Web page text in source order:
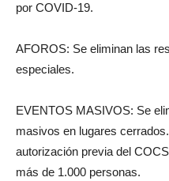
por COVID-19.
AFOROS: Se eliminan las
especiales.
EVENTOS MASIVOS: Se
masivos en lugares
autorización previa del
más de 1.000 personas.